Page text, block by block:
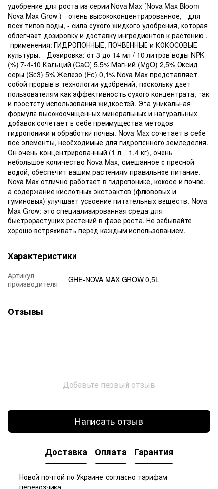
удобрение для роста из серии Nova Max (Nova Max Bloom,
Nova Max Grow ) - очень высококонцентрированное, - для
всех типов воды, - сила сухого жидкого удобрения, которая
облегчает дозировку и доставку ингредиентов к растению ,
-применения: ГИДРОПОННЫЕ, ПОЧВЕННЫЕ и КОКОСОВЫЕ
культуры. - Дозировка: от 3 до 14 мл / 10 литров воды NPK
(%) 7-4-10 Кальций (CaO) 5,5% Магний (MgO) 2,5% Оксид
серы (So3) 5% Железо (Fe) 0,1% Nova Max представляет
собой прорыв в технологии удобрений, поскольку дает
пользователям как эффективность сухого концентрата, так
и простоту использования жидкостей. Эта уникальная
формула высокоочищенных минеральных и натуральных
добавок сочетает в себе преимущества методов
гидропоники и обработки почвы. Nova Max сочетает в себе
все элементы, необходимые для гидропонного земледелия.
Он очень концентрированный (1 л = 1,4 кг), очень
небольшое количество Nova Max, смешанное с пресной
водой, обеспечит вашим растениям правильное питание.
Nova Max отлично работает в гидропонике, кокосе и почве,
а содержание кислотных экстрактов (флювовых и
гуминовых) улучшает усвоение питательных веществ. Nova
Max Grow: это специализированная среда для
быстрорастущих растений в фазе роста. Не забывайте
хорошо встряхивать перед каждым использованием.
Характеристики
Артикул
производителя
GHE-NOVA MAX GROW 0,5L
Отзывы
Добавьте первый отзыв
Написать отзыв
Доставка Оплата Гарантия
Новой почтой по Украине-согласно тарифам
перевозчика